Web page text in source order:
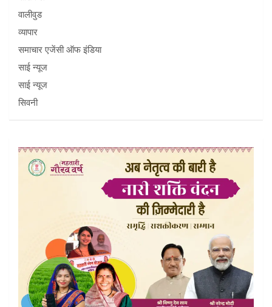
वालीवुड
व्यापार
समाचार एजेंसी ऑफ इंडिया
साई न्यूज
साई न्यूज
सिवनी